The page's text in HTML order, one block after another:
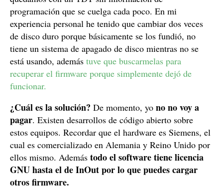
programación que se cuelga cada poco. En mi
experiencia personal he tenido que cambiar dos veces
de disco duro porque básicamente se los fundió, no
tiene un sistema de apagado de disco mientras no se
está usando, además tuve que buscarmelas para
recuperar el firmware porque simplemente dejó de
funcionar.
¿Cuál es la solución? De momento, yo no no voy a
pagar. Existen desarrollos de código abierto sobre
estos equipos. Recordar que el hardware es Siemens, el
cual es comercializado en Alemania y Reino Unido por
ellos mismo. Además todo el software tiene licencia
GNU hasta el de InOut por lo que puedes cargar
otros firmware.